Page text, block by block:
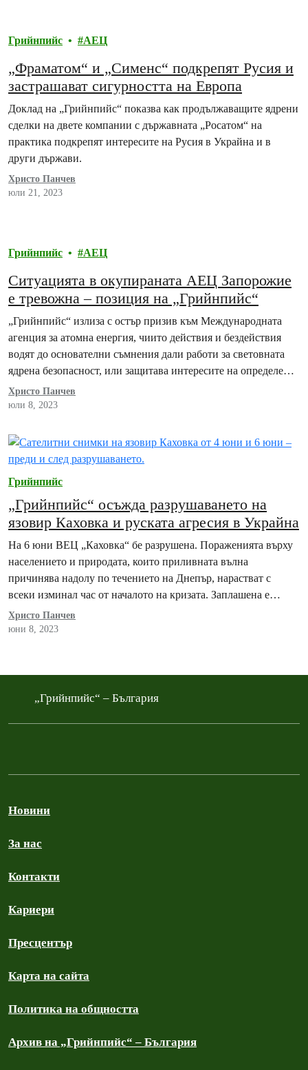
Грийнпийс АЕЦ
„Фраматом“ и „Сименс“ подкрепят Русия и
застрашават сигурността на Европа
Доклад на „Грийнпийс“ показва как продължаващите ядрени
сделки на двете компании с държавната „Росатом“ на
практика подкрепят интересите на Русия в Украйна и в
други държави.
Христо Панчев
юли 21, 2023
Грийнпийс АЕЦ
Ситуацията в окупираната АЕЦ Запорожие
е тревожна – позиция на „Грийнпийс“
„Грийнпийс“ излиза с остър призив към Международната
агенция за атомна енергия, чиито действия и бездействия
водят до основателни съмнения дали работи за световната
ядрена безопасност, или защитава интересите на определени
свои партньори.
Христо Панчев
юли 8, 2023
Грийнпийс
„Грийнпийс“ осъжда разрушаването на
язовир Каховка и руската агресия в Украйна
На 6 юни ВЕЦ „Каховка“ бе разрушена. Пораженията върху
населението и природата, които приливната вълна
причинява надолу по течението на Днепър, нарастват с
всеки изминал час от началото на кризата. Заплашена е
безопасността на Запорожката атомна централа..
Христо Панчев
юни 8, 2023
„Грийнпийс“ – България
Новини
За нас
Контакти
Кариери
Пресцентър
Карта на сайта
Политика на общността
Архив на „Грийнпийс“ – България